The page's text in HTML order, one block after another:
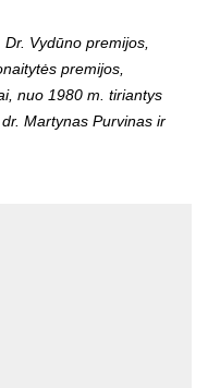
Vydūno premijos,
premijos,
nuo 1980 m. tiriantys
Martynas Purvinas ir